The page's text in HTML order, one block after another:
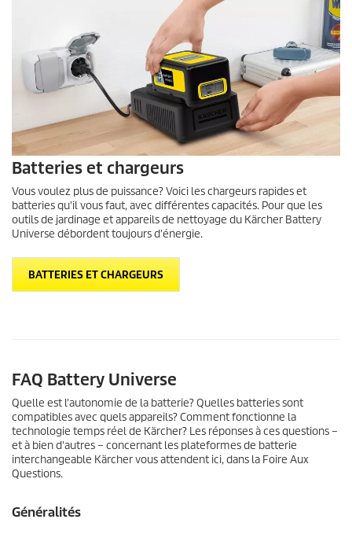
Batteries et chargeurs
Vous voulez plus de puissance? Voici les chargeurs rapides et
batteries qu'il vous faut, avec différentes capacités. Pour que les
outils de jardinage et appareils de nettoyage du Kärcher Battery
Universe débordent toujours d'énergie.
BATTERIES ET CHARGEURS
FAQ Battery Universe
Quelle est l'autonomie de la batterie? Quelles batteries sont
compatibles avec quels appareils? Comment fonctionne la
technologie temps réel de Kärcher? Les réponses à ces questions –
et à bien d'autres – concernant les plateformes de batterie
interchangeable Kärcher vous attendent ici, dans la Foire Aux
Questions.
Généralités